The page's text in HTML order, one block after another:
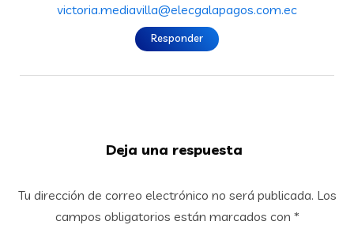
victoria.mediavilla@elecgalapagos.com.ec
Responder
Deja una respuesta
Tu dirección de correo electrónico no será publicada. Los
campos obligatorios están marcados con *